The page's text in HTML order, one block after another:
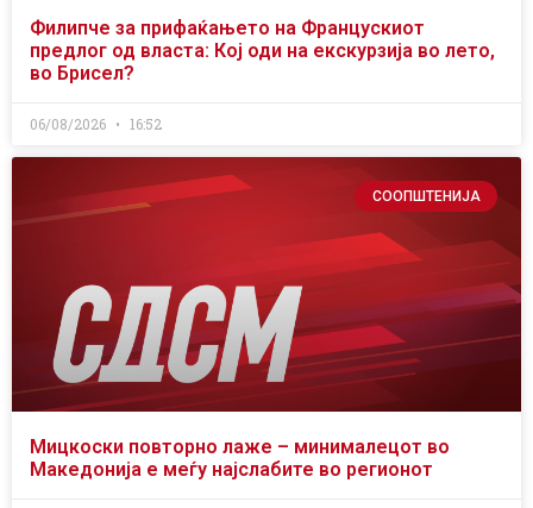
Филипче за прифаќањето на Францускиот
предлог од власта: Кој оди на екскурзија во лето,
во Брисел?
06/08/2026 16:52
СООПШТЕНИЈА
Мицкоски повторно лаже – минималецот во
Македонија е меѓу најслабите во регионот